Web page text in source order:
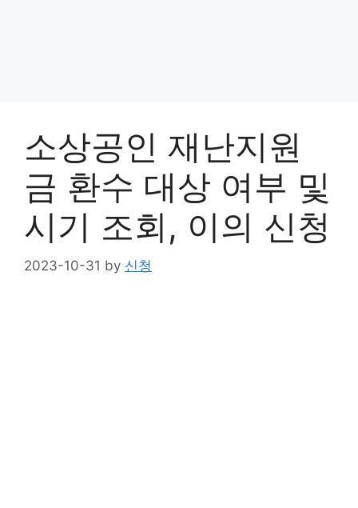
소상공인 재난지원
금 환수 대상 여부 및
시기 조회, 이의 신청
2023-10-31 by 신청